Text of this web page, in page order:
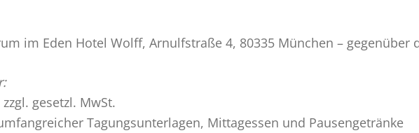
im Eden Hotel Wolff, Arnulfstraße 4, 80335 München – gegenüber
gesetzl. MwSt.
Tagungsunterlagen, Mittagessen und Pausengetränke